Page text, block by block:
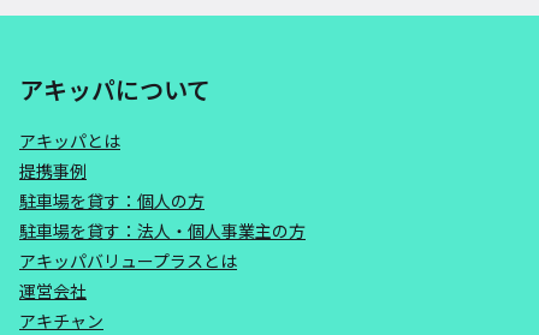
アキッパについて
アキッパとは
提携事例
駐車場を貸す：個人の方
駐車場を貸す：法人・個人事業主の方
アキッパバリュープラスとは
運営会社
アキチャン